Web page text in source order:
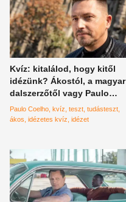
Kvíz: kitalálod, hogy kitől
idézünk? Ákostól, a magyar
dalszerzőtől vagy Paulo
Coelhótól? Nehéz lesz
Paulo Coelho kvíz teszt tudásteszt
ákos idézetes kvíz idézet